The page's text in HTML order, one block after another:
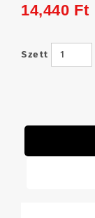
14,440 Ft
Szett